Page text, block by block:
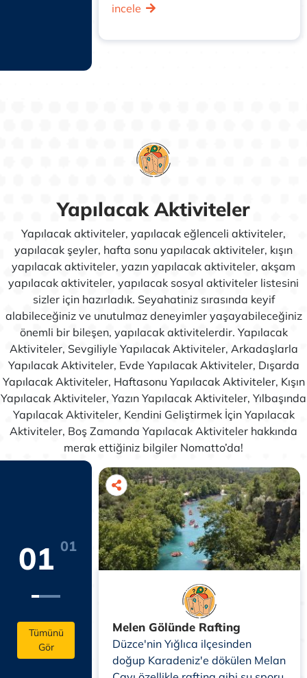
bir mekandır.
incele
Yapılacak Aktiviteler
Yapılacak aktiviteler, yapılacak eğlenceli aktiviteler,
yapılacak şeyler, hafta sonu yapılacak aktiviteler, kışın
yapılacak aktiviteler, yazın yapılacak aktiviteler, akşam
yapılacak aktiviteler, yapılacak sosyal aktiviteler listesini
sizler için hazırladık. Seyahatiniz sırasında keyif
alabileceğiniz ve unutulmaz deneyimler yaşayabileceğiniz
önemli bir bileşen, yapılacak aktivitelerdir. Yapılacak
Aktiviteler, Sevgiliyle Yapılacak Aktiviteler, Arkadaşlarla
Yapılacak Aktiviteler, Evde Yapılacak Aktiviteler, Dışarda
Yapılacak Aktiviteler, Haftasonu Yapılacak Aktiviteler, Kışın
Yapılacak Aktiviteler, Yazın Yapılacak Aktiviteler, Yılbaşında
Yapılacak Aktiviteler, Kendini Geliştirmek İçin Yapılacak
Aktiviteler, Boş Zamanda Yapılacak Aktiviteler hakkında
merak ettiğiniz bilgiler Nomatto’da!
01 01
Tümünü
Gör
Melen Gölünde Rafting
Düzce'nin Yığlıca ilçesinden
doğup Karadeniz'e dökülen Melan